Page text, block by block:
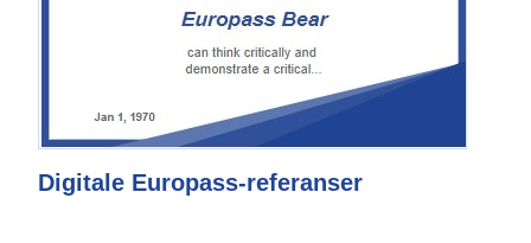
Digitale Europass-referanser